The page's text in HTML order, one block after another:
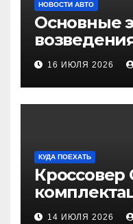
НОВОСТИ АВТО
Основные
16 ИЮЛЯ 2026
КУДА ПОЕХАТЬ
Кроссовер
14 ИЮЛЯ 2026